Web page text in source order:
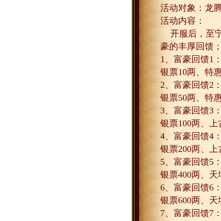
活动对象：龙
活动内容：
开服后，至
豪的丰厚回馈
1、富豪回馈1
银票10两、特
2、富豪回馈2
银票50两、特
3、富豪回馈3
银票100两、上
4、富豪回馈4
银票200两、上
5、富豪回馈5
银票400两、天
6、富豪回馈6
银票600两、天
7、富豪回馈7